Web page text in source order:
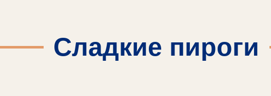
Сладкие пироги